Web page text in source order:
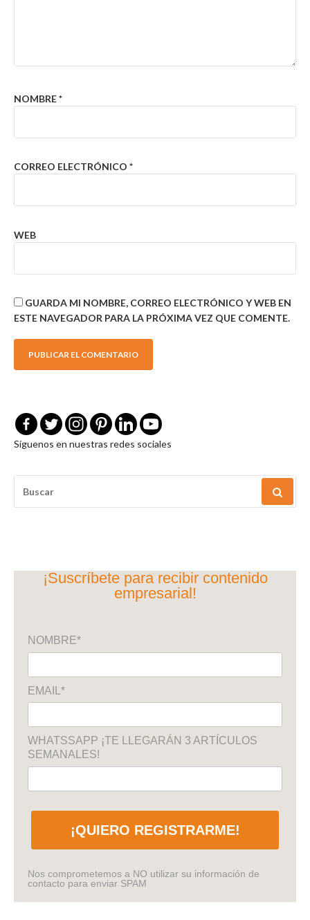
NOMBRE*
CORREO ELECTRÓNICO *
WEB
GUARDA MI NOMBRE, CORREO ELECTRÓNICO Y WEB EN
ESTE NAVEGADOR PARA LA PRÓXIMA VEZ QUE COMENTE.
Síguenos en nuestras redes sociales
POR:
¡Suscríbete para recibir contenido
empresarial!
NOMBRE*
EMAIL*
WHATSSAPP ¡TE LLEGARÁN 3 ARTÍCULOS
SEMANALES!
¡QUIERO REGISTRARME!
Nos comprometemos a NO utilizar su información de
contacto para enviar SPAM